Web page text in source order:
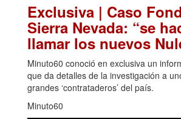
Exclusiva | Caso
Sierra Nevada: “se
llamar los nuevos
Minuto60 conoció en exclusiva un
que da detalles de la investigación a
grandes ‘contrataderos’ del país.
Minuto60